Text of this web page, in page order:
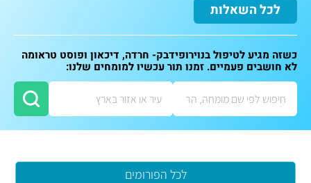
לכל השאלות
כשזה מגיע לטיפול בנוירופידבק- חרדה, דיכאון ופוסט טראומה
לא חושבים פעמיים. זמנו תור עכשיו למומחים שלנו:
לכל הפורומים